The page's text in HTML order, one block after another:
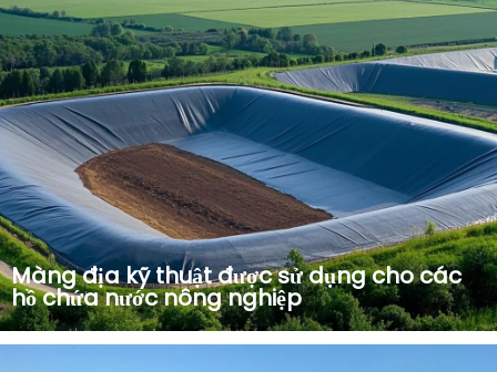
Màng địa kỹ thuật được sử dụng cho các
hồ chứa nước nông nghiệp
Màng địa kỹ thuật dùng cho hồ chứa nước nông nghiệp